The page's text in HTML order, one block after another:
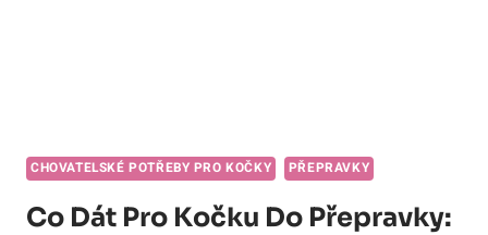
CHOVATELSKÉ POTŘEBY PRO KOČKY PŘEPRAVKY
Co Dát Pro Kočku Do Přepravky: